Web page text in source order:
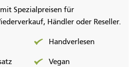
Spezialpreisen für
Händler oder Reseller.
Handverlesen
Vegan